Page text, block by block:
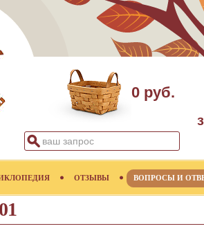
0 руб.
ОТЗЫВЫ ВОПРОСЫ И